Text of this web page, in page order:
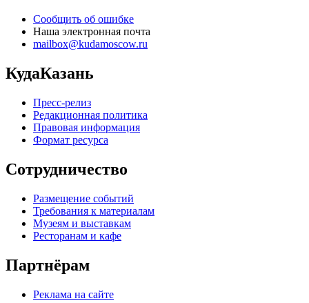
Сообщить об ошибке
Наша электронная почта
mailbox@kudamoscow.ru
КудаКазань
Пресс-релиз
Редакционная политика
Правовая информация
Формат ресурса
Сотрудничество
Размещение событий
Требования к материалам
Музеям и выставкам
Ресторанам и кафе
Партнёрам
Реклама на сайте